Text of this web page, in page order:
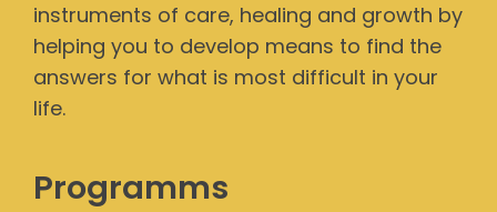
instruments of care, healing and growth by
helping you to develop means to find the
answers for what is most difficult in your
life.
Programms